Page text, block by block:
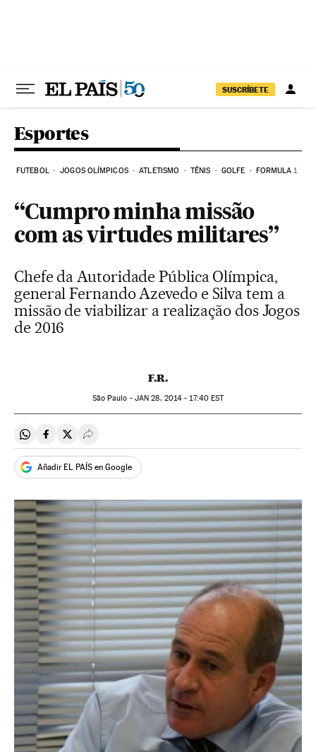
SUSCRÍBETE
Esportes
FUTEBOL JOGOS OLÍMPICOS ATLETISMO TÊNIS GOLFE FORMULA 1
“Cumpro minha missão
com as virtudes militares”
Chefe da Autoridade Pública Olímpica,
general Fernando Azevedo e Silva tem a
missão de viabilizar a realização dos Jogos
de 2016
F.R.
São Paulo - JAN 28, 2014 - 17:40EST
Compartir en Whatsapp
Compartir en Facebook
Compartir en Twitter
Desplegar Redes Sociales
Añadir EL PAÍS en Google